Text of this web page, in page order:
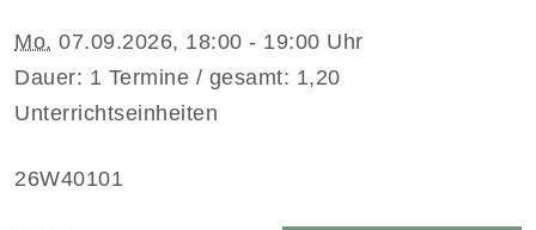
Mo. 07.09.2026, 18:00 - 19:00 Uhr
Dauer: 1 Termine / gesamt: 1,20
Unterrichtseinheiten
26W40101